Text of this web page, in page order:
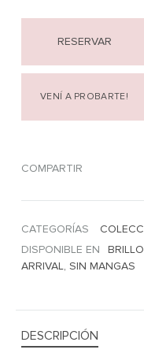
RESERVAR
VENÍ A PROBARTE!
COMPARTIR
CATEGORÍAS
DISPONIBLE EN
ARRIVAL, SIN MANGAS
DESCRIPCIÓN